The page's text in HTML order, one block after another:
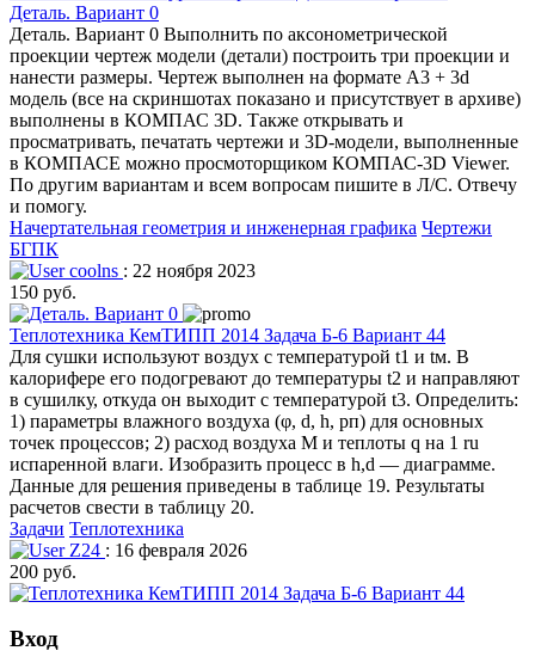
Деталь. Вариант 0
Деталь. Вариант 0 Выполнить по аксонометрической
проекции чертеж модели (детали) построить три проекции и
нанести размеры. Чертеж выполнен на формате А3 + 3d
модель (все на скриншотах показано и присутствует в архиве)
выполнены в КОМПАС 3D. Также открывать и
просматривать, печатать чертежи и 3D-модели, выполненные
в КОМПАСЕ можно просмоторщиком КОМПАС-3D Viewer.
По другим вариантам и всем вопросам пишите в Л/С. Отвечу
и помогу.
Начертательная геометрия и инженерная графика Чертежи
БГПК
coolns : 22 ноября 2023
150 руб.
Теплотехника КемТИПП 2014 Задача Б-6 Вариант 44
Для сушки используют воздух с температурой t1 и tм. В
калорифере его подогревают до температуры t2 и направляют
в сушилку, откуда он выходит с температурой t3. Определить:
1) параметры влажного воздуха (φ, d, h, рп) для основных
точек процессов; 2) расход воздуха М и теплоты q на 1 ru
испаренной влаги. Изобразить процесс в h,d — диаграмме.
Данные для решения приведены в таблице 19. Результаты
расчетов свести в таблицу 20.
Задачи Теплотехника
Z24 : 16 февраля 2026
200 руб.
Вход